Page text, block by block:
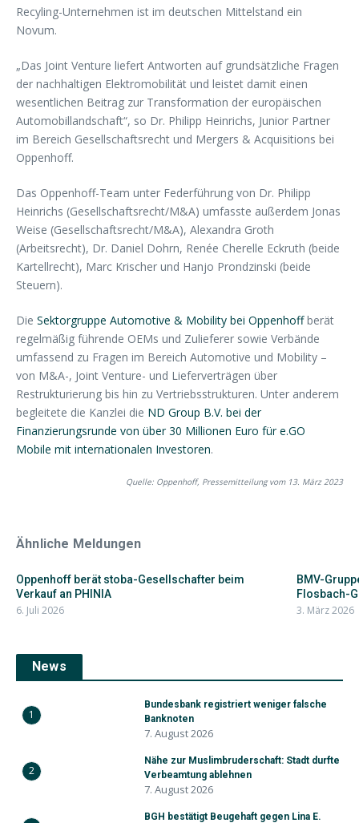
Recyling-Unternehmen ist im deutschen Mittelstand ein
Novum.
„Das Joint Venture liefert Antworten auf grundsätzliche Fragen
der nachhaltigen Elektromobilität und leistet damit einen
wesentlichen Beitrag zur Transformation der europäischen
Automobillandschaft“, so Dr. Philipp Heinrichs, Junior Partner
im Bereich Gesellschaftsrecht und Mergers & Acquisitions bei
Oppenhoff.
Das Oppenhoff-Team unter Federführung von Dr. Philipp
Heinrichs (Gesellschaftsrecht/M&A) umfasste außerdem Jonas
Weise (Gesellschaftsrecht/M&A), Alexandra Groth
(Arbeitsrecht), Dr. Daniel Dohrn, Renée Cherelle Eckruth (beide
Kartellrecht), Marc Krischer und Hanjo Prondzinski (beide
Steuern).
Die Sektorgruppe Automotive & Mobility bei Oppenhoffberät
regelmäßig führende OEMs und Zulieferer sowie Verbände
umfassend zu Fragen im Bereich Automotive und Mobility –
von M&A-, Joint Venture- und Lieferverträgen über
Restrukturierung bis hin zu Vertriebsstrukturen. Unter anderem
begleitete die Kanzlei die ND Group B.V. bei der
Finanzierungsrunde von über 30 Millionen Euro für e.GO
Mobile mit internationalen Investoren.
Quelle: Oppenhoff, Pressemitteilung vom 13. März 2023
Ähnliche Meldungen
Oppenhoff berät stoba-Gesellschafter beim
Verkauf an PHINIA
6. Juli 2026
BMV-
Flosbach-
3. März 2026
News
1
Bundesbank registriert weniger falsche
Banknoten
7. August 2026
2
Nähe zur Muslimbruderschaft: Stadt durfte
Verbeamtung ablehnen
7. August 2026
BGH bestätigt Beugehaft gegen Lina E.